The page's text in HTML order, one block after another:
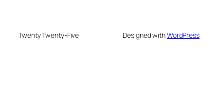
Twenty Twenty-Five Designed withWordPress